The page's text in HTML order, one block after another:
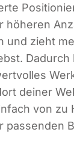
höhe­ren
und zieht
dei­ner
von zu
pas­sen­den